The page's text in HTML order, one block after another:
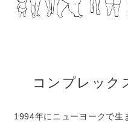
コンプレック
1994年にニューヨークで生